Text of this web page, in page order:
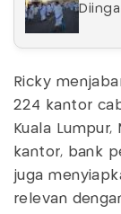
Ricky
224 kantor
Kuala
kantor, bank
juga
relevan